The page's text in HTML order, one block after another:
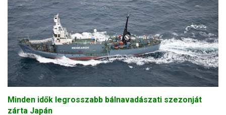
Minden idők legrosszabb bálnavadászati szezonját
zárta Japán